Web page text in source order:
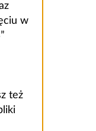
w
też